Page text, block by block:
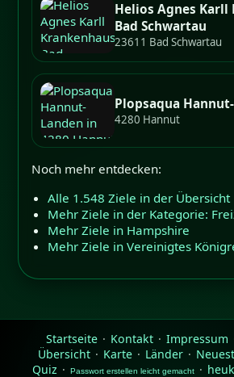
Helios Agnes Karll
Bad Schwartau
23611 Bad Schwartau
Plopsaqua
4280 Hannut
Noch mehr entdecken:
Alle 1.548 Ziele in der Übersicht
Mehr Ziele in der Kategorie:
Mehr Ziele in Hampshire
Mehr Ziele in Vereinigtes
Startseite · Kontakt · Impressum
Übersicht · Karte · Länder ·
Quiz · Passwort erstellen leicht gemacht ·